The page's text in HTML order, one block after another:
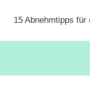
15 Abnehmtipps für